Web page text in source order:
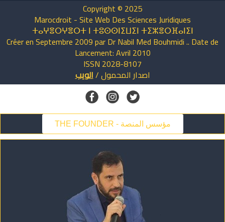
Copyright © 2025
Marocdroit - Site Web Des Sciences Juridiques
ⵜⴰⵖⴻⵔⵖⴻⵔⵜ ⵏ ⵜⵓⵙⵙⵏⵉⵡⵉⵏ ⵜⵉⵣⴻⵔⴼⴰⵏⵉⵏ
Créer en Septembre 2009 par Dr Nabil Med Bouhmidi .. Date de
Lancement: Avril 2010
ISSN 2028-8107
اصدار المحمول/الويب
THE FOUNDER - مؤسس المنصة